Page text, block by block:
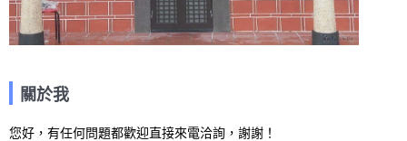
關於我
您好，有任何問題都歡迎直接來電洽詢，謝謝！